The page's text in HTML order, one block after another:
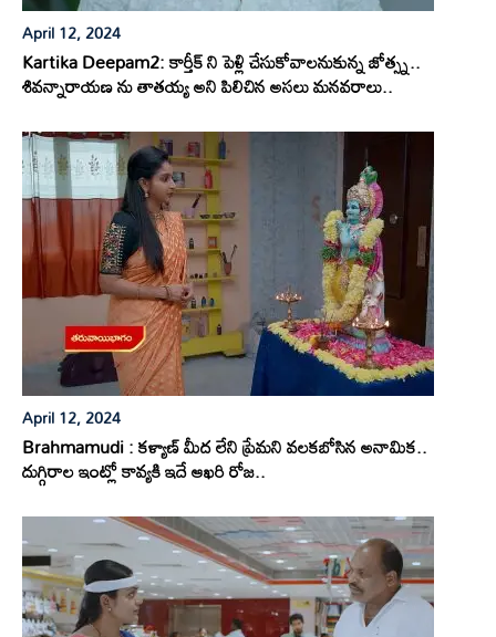
April 12, 2024
Kartika Deepam2: కార్తీక్ ని పెళ్లి చేసుకోవాలనుకున్న జోత్స్న..
శివన్నారాయణ ను తాతయ్య అని పిలిచిన అసలు మనవరాలు..
April 12, 2024
Brahmamudi : కళ్యాణ్ మీద లేని ప్రేమని వలకబోసిన అనామిక..
దుగ్గిరాల ఇంట్లో కావ్యకి ఇదే ఆఖరి రోజ..